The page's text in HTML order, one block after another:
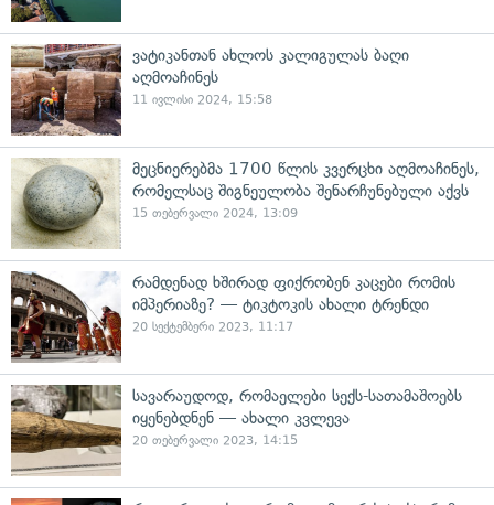
ვატიკანთან ახლოს კალიგულას ბაღი
აღმოაჩინეს
11 ივლისი 2024, 15:58
მეცნიერებმა 1700 წლის კვერცხი აღმოაჩინეს,
რომელსაც შიგნეულობა შენარჩუნებული აქვს
15 თებერვალი 2024, 13:09
რამდენად ხშირად ფიქრობენ კაცები რომის
იმპერიაზე? — ტიკტოკის ახალი ტრენდი
20 სექტემბერი 2023, 11:17
სავარაუდოდ, რომაელები სექს-სათამაშოებს
იყენებდნენ — ახალი კვლევა
20 თებერვალი 2023, 14:15